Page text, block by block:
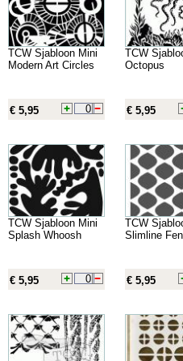
TCW Sjabloon Mini
Modern Art Circles
€ 5,95
TCW
Octopus
€ 5,95
TCW Sjabloon Mini
Splash Whoosh
€ 5,95
TCW
Slimline
€ 5,95